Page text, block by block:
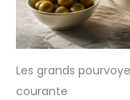
Les grands
courante